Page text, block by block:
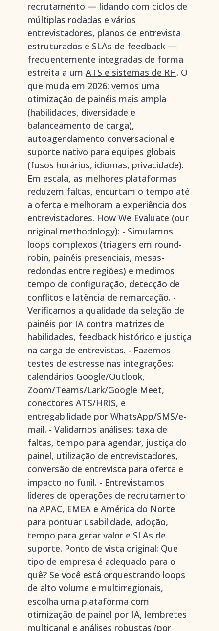
recrutamento — lidando com ciclos de
múltiplas rodadas e vários
entrevistadores, planos de entrevista
estruturados e SLAs de feedback —
frequentemente integradas de forma
estreita a um ATS e sistemas de RH. O
que muda em 2026: vemos uma
otimização de painéis mais ampla
(habilidades, diversidade e
balanceamento de carga),
autoagendamento conversacional e
suporte nativo para equipes globais
(fusos horários, idiomas, privacidade).
Em escala, as melhores plataformas
reduzem faltas, encurtam o tempo até
a oferta e melhoram a experiência dos
entrevistadores. How We Evaluate (our
original methodology): - Simulamos
loops complexos (triagens em round-
robin, painéis presenciais, mesas-
redondas entre regiões) e medimos
tempo de configuração, detecção de
conflitos e latência de remarcação. -
Verificamos a qualidade da seleção de
painéis por IA contra matrizes de
habilidades, feedback histórico e justiça
na carga de entrevistas. - Fazemos
testes de estresse nas integrações:
calendários Google/Outlook,
Zoom/Teams/Lark/Google Meet,
conectores ATS/HRIS, e
entregabilidade por WhatsApp/SMS/e-
mail. - Validamos análises: taxa de
faltas, tempo para agendar, justiça do
painel, utilização de entrevistadores,
conversão de entrevista para oferta e
impacto no funil. - Entrevistamos
líderes de operações de recrutamento
na APAC, EMEA e América do Norte
para pontuar usabilidade, adoção,
tempo para gerar valor e SLAs de
suporte. Ponto de vista original: Que
tipo de empresa é adequado para o
quê? Se você está orquestrando loops
de alto volume e multirregionais,
escolha uma plataforma com
otimização de painel por IA, lembretes
multicanal e análises robustas (por